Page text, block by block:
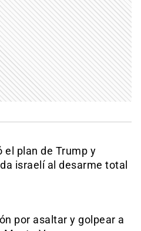
el plan de Trump y
israelí al desarme total
por asaltar y golpear a